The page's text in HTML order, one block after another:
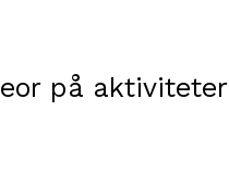
på aktiviteter